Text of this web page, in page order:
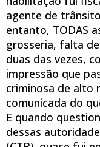
agente de
entanto, TODAS
grosseria, falta
duas das vezes,
impressão que
criminosa de alto
comunicada do
E quando
dessas